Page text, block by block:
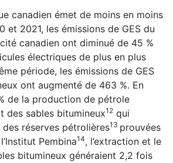
canadien émet de moins en moins
et 2021, les émissions de GES du
canadien ont diminué de 45 %
électriques de plus en plus
période, les émissions de GES
ont augmenté de 463 %. En
de la production de pétrole
des sables bitumineux⁠12 qui
réserves pétrolières⁠13 prouvées
Pembina⁠14, l’extraction et le
bitumineux généraient 2,2 fois